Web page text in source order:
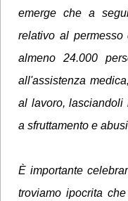
emerge che a
relativo al
almeno 24.000
all'assistenza
al lavoro, lasciandoli
a sfruttamento e
È importante
troviamo ipocrita